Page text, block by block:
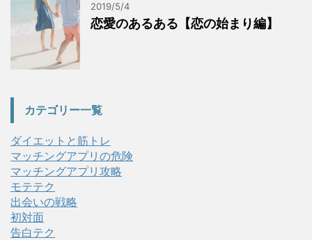
2019/5/4
恋愛のあるある【恋の始まり編】
カテゴリー一覧
ダイエットと筋トレ
マッチングアプリの危険
マッチングアプリ攻略
モテテク
出会いの戦略
初対面
告白テク